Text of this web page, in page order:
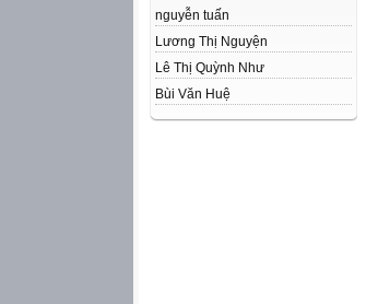
nguyễn tuấn
Lương Thị Nguyện
Lê Thị Quỳnh Như
Bùi Văn Huệ